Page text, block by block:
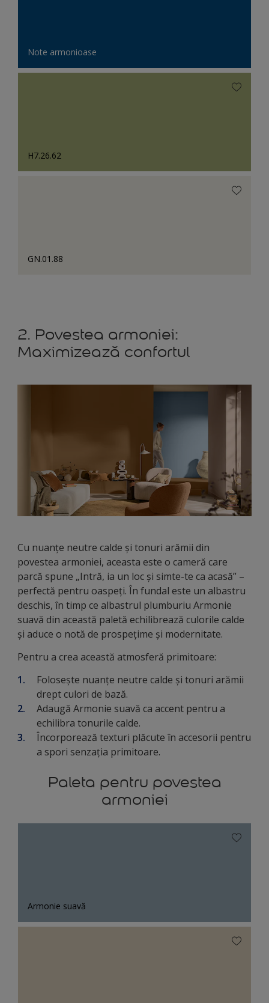
Note armonioase
H7.26.62
GN.01.88
2. Povestea armoniei:
Maximizează confortul
Cu nuanțe neutre calde și tonuri arămii din
povestea armoniei, aceasta este o cameră care
parcă spune „Intră, ia un loc și simte-te ca acasă” –
perfectă pentru oaspeți. În fundal este un albastru
deschis, în timp ce albastrul plumburiu Armonie
suavă din această paletă echilibrează culorile calde
și aduce o notă de prospețime și modernitate.
Pentru a crea această atmosferă primitoare:
Folosește nuanțe neutre calde și tonuri arămii
drept culori de bază.
Adaugă Armonie suavă ca accent pentru a
echilibra tonurile calde.
Încorporează texturi plăcute în accesorii pentru
a spori senzația primitoare.
Paleta pentru povestea
armoniei
Armonie suavă